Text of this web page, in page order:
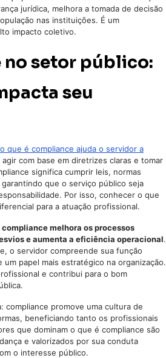
jurídica, melhora a tomada de decisão
nas instituições. É um
impacto coletivo.
setor público:
seu
que é compliance ajuda o servidor a
agir com base em diretrizes claras e tomar
significa cumprir leis, normas
que o serviço público seja
Por isso, conhecer o que
para a atuação profissional.
melhora os processos
e aumenta a eficiência operacional.
o servidor compreende sua função
papel mais estratégico na organização.
e contribui para o bom
compliance promove uma cultura de
beneficiando tanto os profissionais
que dominam o que é compliance são
e valorizados por sua conduta
o interesse público.